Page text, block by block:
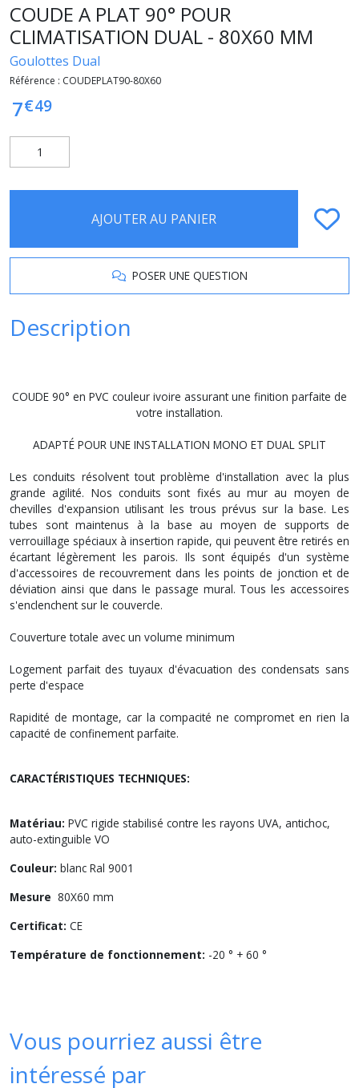
COUDE A PLAT 90° POUR
CLIMATISATION DUAL - 80X60 MM
Goulottes Dual
Référence : COUDEPLAT90-80X60
7€49
AJOUTER AU PANIER
POSER UNE QUESTION
Description
COUDE 90° en PVC couleur ivoire assurant une finition parfaite de
votre installation.
ADAPTÉ POUR UNE INSTALLATION MONO ET DUAL SPLIT
Les conduits résolvent tout problème d'installation avec la plus
grande agilité. Nos conduits sont fixés au mur au moyen de
chevilles d'expansion utilisant les trous prévus sur la base. Les
tubes sont maintenus à la base au moyen de supports de
verrouillage spéciaux à insertion rapide, qui peuvent être retirés en
écartant légèrement les parois. Ils sont équipés d'un système
d'accessoires de recouvrement dans les points de jonction et de
déviation ainsi que dans le passage mural. Tous les accessoires
s'enclenchent sur le couvercle.
Couverture totale avec un volume minimum
Logement parfait des tuyaux d'évacuation des condensats sans
perte d'espace
Rapidité de montage, car la compacité ne compromet en rien la
capacité de confinement parfaite.
CARACTÉRISTIQUES TECHNIQUES:
Matériau: PVC rigide stabilisé contre les rayons UVA, antichoc,
auto-extinguible VO
Couleur: blanc Ral 9001
Mesure 80X60 mm
Certificat: CE
Température de fonctionnement: -20 ° + 60 °
Vous pourriez aussi être
intéressé par